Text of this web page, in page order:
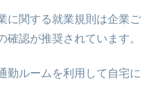
に関する就業規則は企業ご
確認が推奨されています。
勤ルームを利用して自宅に